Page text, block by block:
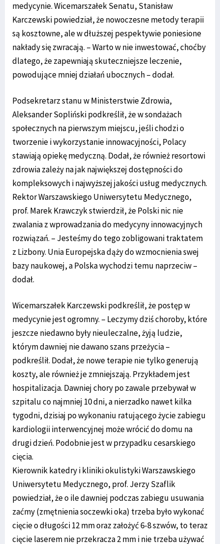
medycynie. Wicemarszałek Senatu, Stanisław
Karczewski powiedział, że nowoczesne metody terapii
są kosztowne, ale w dłuższej pespektywie poniesione
nakłady się zwracają. – Warto w nie inwestować, choćby
dlatego, że zapewniają skuteczniejsze leczenie,
powodujące mniej działań ubocznych – dodał.
Podsekretarz stanu w Ministerstwie Zdrowia,
Aleksander Sopliński podkreślił, że w sondażach
społecznych na pierwszym miejscu, jeśli chodzi o
tworzenie i wykorzystanie innowacyjności, Polacy
stawiają opiekę medyczną. Dodał, że również resortowi
zdrowia zależy na jak największej dostępności do
kompleksowych i najwyższej jakości usług medycznych.
Rektor Warszawskiego Uniwersytetu Medycznego,
prof. Marek Krawczyk stwierdził, że Polski nic nie
zwalania z wprowadzania do medycyny innowacyjnych
rozwiązań. – Jesteśmy do tego zobligowani traktatem
z Lizbony. Unia Europejska dąży do wzmocnienia swej
bazy naukowej, a Polska wychodzi temu naprzeciw –
dodał.
Wicemarszałek Karczewski podkreślił, że postęp w
medycynie jest ogromny. – Leczymy dziś choroby, które
jeszcze niedawno były nieuleczalne, żyją ludzie,
którym dawniej nie dawano szans przeżycia –
podkreślił. Dodał, że nowe terapie nie tylko generują
koszty, ale również je zmniejszają. Przykładem jest
hospitalizacja. Dawniej chory po zawale przebywał w
szpitalu co najmniej 10 dni, a nierzadko nawet kilka
tygodni, dzisiaj po wykonaniu ratującego życie zabiegu
kardiologii interwencyjnej może wrócić do domu na
drugi dzień. Podobnie jest w przypadku cesarskiego
cięcia.
Kierownik katedry i kliniki okulistyki Warszawskiego
Uniwersytetu Medycznego, prof. Jerzy Szaflik
powiedział, że o ile dawniej podczas zabiegu usuwania
zaćmy (zmętnienia soczewki oka) trzeba było wykonać
cięcie o długości 12 mm oraz założyć 6-8 szwów, to teraz
cięcie laserem nie przekracza 2 mm i nie trzeba używać